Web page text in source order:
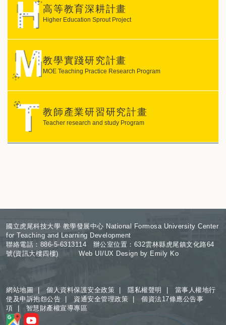
高等教育深耕計畫
Higher Education Sprout Project
教學實踐研究計畫
MOE Teaching Practice Research Program
教師產業研習研究計畫
Teacher research and study Program
國立虎尾科技大學 教學發展中心 National Formosa University Center
for Teaching and Learning Development
聯絡電話：886-5-6313114 辦公室位置：632雲林縣虎尾鎮文化路64
號(資訊大樓四樓) Web UI/UX Design by Emily Ko
網站地圖 |個人資料保護安全政策 隱私權聲明
當事人權地行
使及申訴抱怨公告
資通安全管理政策 |個資法17條應公告事
項
智慧財產權宣導專區